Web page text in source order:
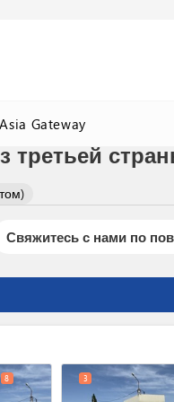
Gateway
Свяжитесь с нами по
8 3